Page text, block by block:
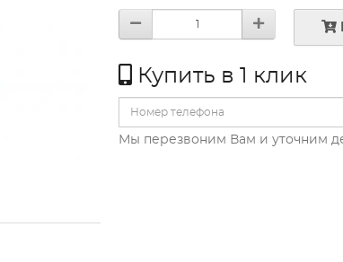
Купить в 1 клик
Мы перезвоним Вам и уточним